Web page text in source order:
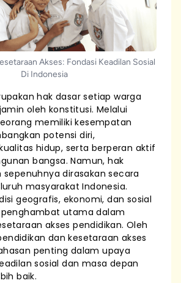
Akses: Fondasi Keadilan Sosial
Di Indonesia
hak dasar setiap warga
oleh konstitusi. Melalui
memiliki kesempatan
potensi diri,
hidup, serta berperan aktif
bangsa. Namun, hak
dirasakan secara
masyarakat Indonesia.
geografis, ekonomi, dan sosial
utama dalam
akses pendidikan. Oleh
dan kesetaraan akses
penting dalam upaya
sosial dan masa depan
baik.